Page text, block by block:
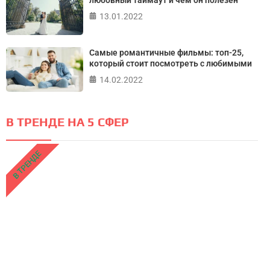
13.01.2022
Самые романтичные фильмы: топ-25,
который стоит посмотреть с любимыми
14.02.2022
В ТРЕНДЕ НА 5 СФЕР
В ТРЕНДЕ